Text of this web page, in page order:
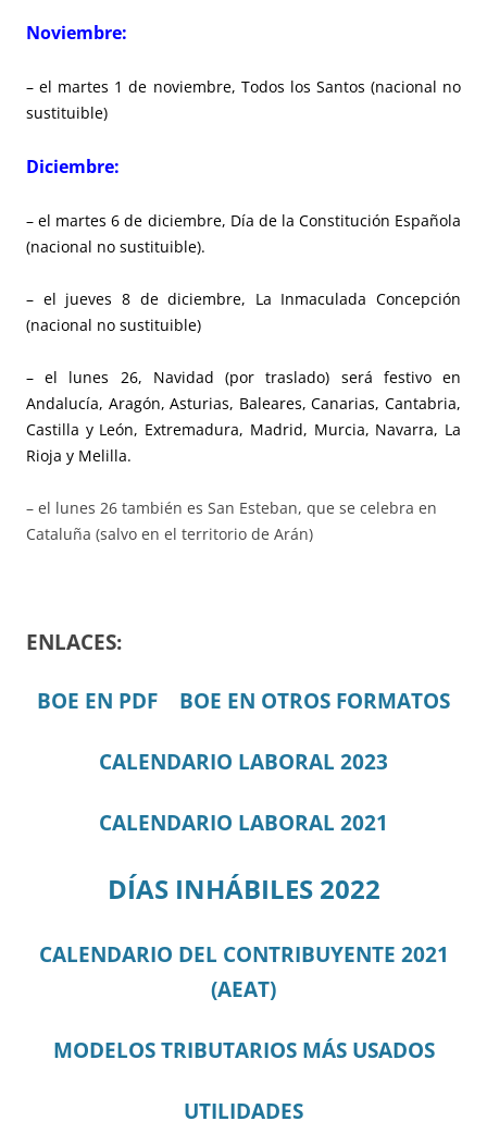
Noviembre:
– el martes 1 de noviembre, Todos los Santos (nacional no
sustituible)
Diciembre:
– el martes 6 de diciembre, Día de la Constitución Española
(nacional no sustituible).
– el jueves 8 de diciembre, La Inmaculada Concepción
(nacional no sustituible)
– el lunes 26, Navidad (por traslado) será festivo en
Andalucía, Aragón, Asturias, Baleares, Canarias, Cantabria,
Castilla y León, Extremadura, Madrid, Murcia, Navarra, La
Rioja y Melilla.
– el lunes 26 también es San Esteban, que se celebra en
Cataluña (salvo en el territorio de Arán)
ENLACES:
BOE EN PDF BOE EN OTROS FORMATOS
CALENDARIO LABORAL 2023
CALENDARIO LABORAL 2021
DÍAS INHÁBILES 2022
CALENDARIO DEL CONTRIBUYENTE 2021
(AEAT)
MODELOS TRIBUTARIOS MÁS USADOS
UTILIDADES